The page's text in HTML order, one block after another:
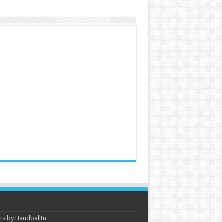
by Handballtn